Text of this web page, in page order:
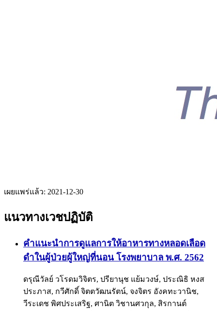
เผยแพร่แล้ว: 2021-12-30
แนวทางเวชปฏิบัติ
คำแนะนำการดูแลการให้อาหารทางหลอดเลือด
ดำในผู้ป่วยผู้ใหญ่ที่นอน โรงพยาบาล พ.ศ. 2562
ดรุณีวัลย์ วโรดมวิจิตร, ปรียานุช แย้มวงษ์, ประณิธิ หงส
ประภาส, กวีศักดิ์ จิตตวัฒนรัตน์, จงจิตร อังคทะวานิช,
วีระเดช พิศประเสริฐ, ศานิต วิชานศวกุล, สิรกานต์